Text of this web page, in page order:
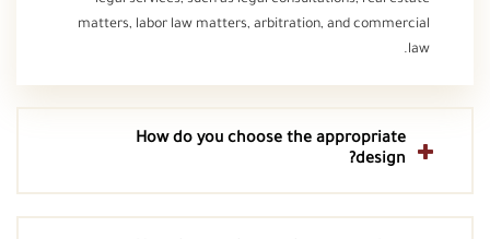
matters, labor law matters, arbitration, and commercial
law.
How do you choose the appropriate
design?